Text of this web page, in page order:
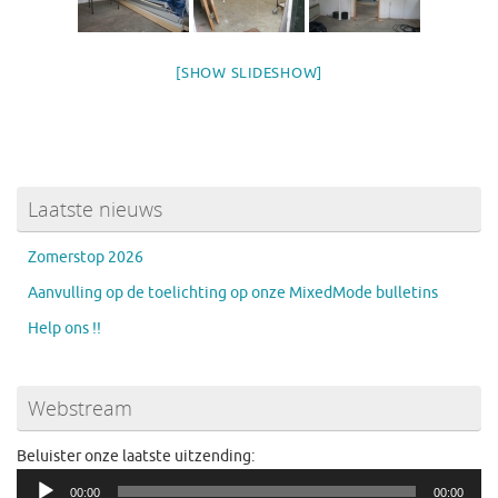
[SHOW SLIDESHOW]
Laatste nieuws
Zomerstop 2026
Aanvulling op de toelichting op onze MixedMode bulletins
Help ons !!
Webstream
Beluister onze laatste uitzending:
Audiospeler
00:00 00:00